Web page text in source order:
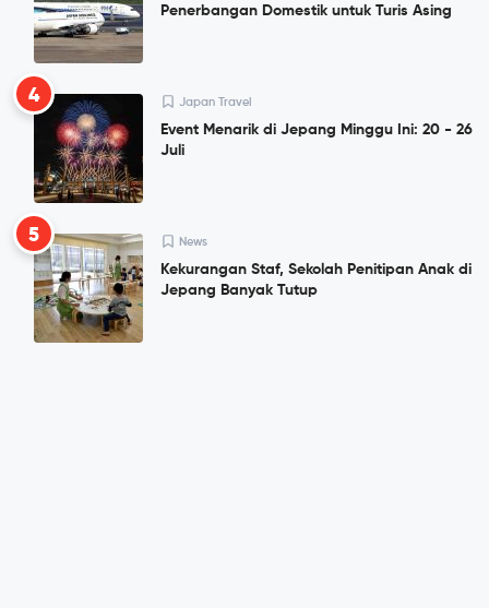
Penerbangan Domestik untuk Turis Asing
4 Japan Travel
Event Menarik di Jepang Minggu Ini: 20 - 26
Juli
5 News
Kekurangan Staf, Sekolah Penitipan Anak di
Jepang Banyak Tutup